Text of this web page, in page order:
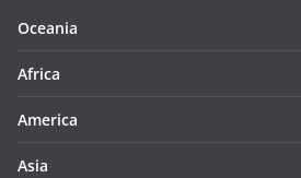
Oceania
Africa
America
Asia